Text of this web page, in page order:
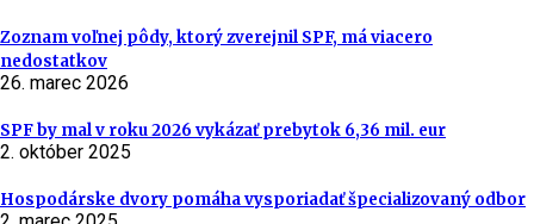
Zoznam voľnej pôdy, ktorý zverejnil SPF, má viacero
nedostatkov
26. marec 2026
SPF by mal v roku 2026 vykázať prebytok 6,36 mil. eur
2. október 2025
Hospodárske dvory pomáha vysporiadať špecializovaný odbor